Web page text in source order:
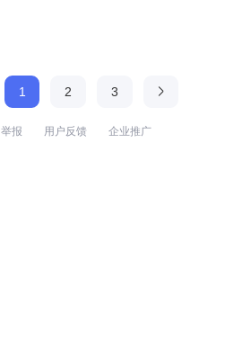
1 2 3
举报 用户反馈 企业推广